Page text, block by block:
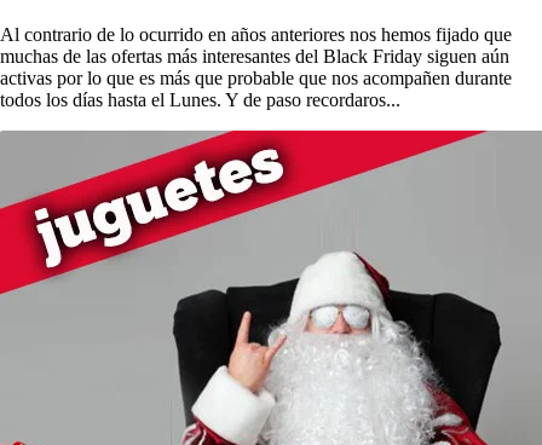
Al contrario de lo ocurrido en años anteriores nos hemos fijado que
muchas de las ofertas más interesantes del Black Friday siguen aún
activas por lo que es más que probable que nos acompañen durante
todos los días hasta el Lunes. Y de paso recordaros...